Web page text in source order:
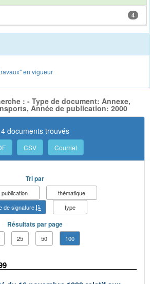
4
en vigueur
: - Type de document: Annexe,
Année de publication: 2000
4 documents trouvés
CSV Courriel
Tri par
thématique
de signature
type
Résultats par page
25 50 100